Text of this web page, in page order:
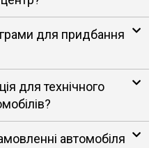
для придбання
для технічного
автомобіля